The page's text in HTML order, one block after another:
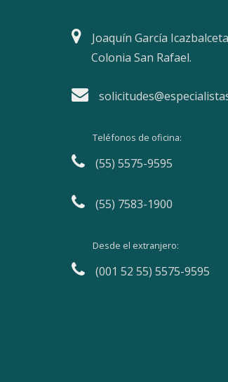
Joaquín García
Colonia San Rafael.
Teléfonos de oficina:
(55) 5575-9595
(55) 7583-1900
Desde el extranjero:
(001 52 55) 5575-9595